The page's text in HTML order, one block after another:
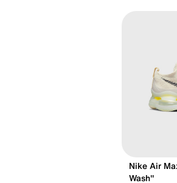
Nike Air
Wash"